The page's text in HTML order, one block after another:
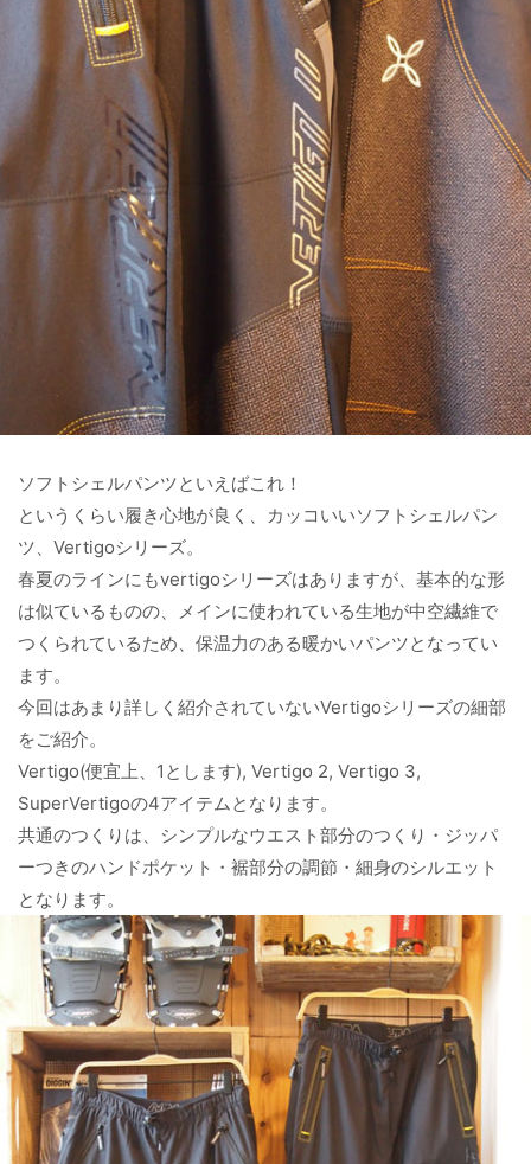
ソフトシェルパンツといえばこれ！
というくらい履き心地が良く、カッコいいソフトシェルパン
ツ、Vertigoシリーズ。
春夏のラインにもvertigoシリーズはありますが、基本的な形
は似ているものの、メインに使われている生地が中空繊維で
つくられているため、保温力のある暖かいパンツとなってい
ます。
今回はあまり詳しく紹介されていないVertigoシリーズの細部
をご紹介。
Vertigo(便宜上、1とします), Vertigo 2, Vertigo 3,
SuperVertigoの4アイテムとなります。
共通のつくりは、シンプルなウエスト部分のつくり・ジッパ
ーつきのハンドポケット・裾部分の調節・細身のシルエット
となります。